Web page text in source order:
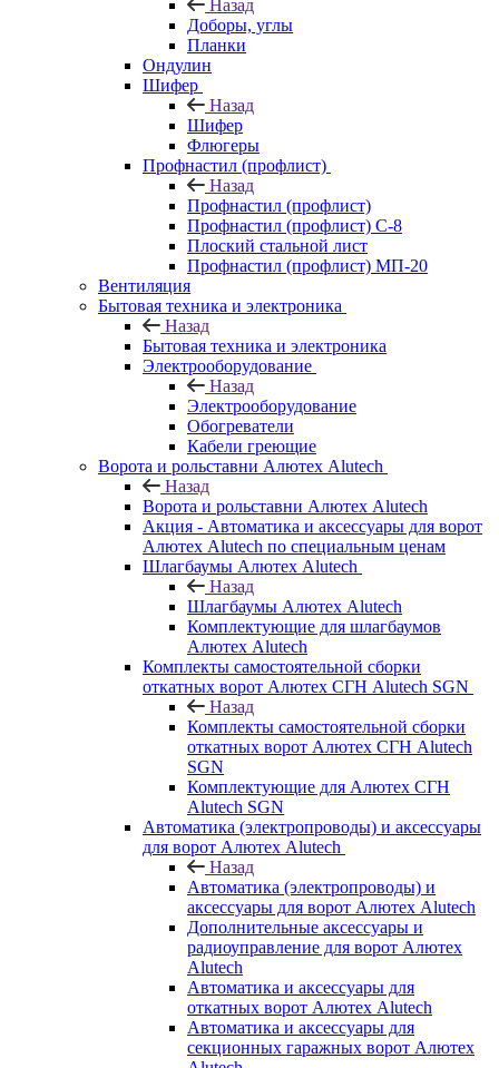
Назад
Доборы, углы
Планки
Ондулин
Шифер
Назад
Шифер
Флюгеры
Профнастил (профлист)
Назад
Профнастил (профлист)
Профнастил (профлист) С-8
Плоский стальной лист
Профнастил (профлист) МП-20
Вентиляция
Бытовая техника и электроника
Назад
Бытовая техника и электроника
Электрооборудование
Назад
Электрооборудование
Обогреватели
Кабели греющие
Ворота и рольставни Алютех Alutech
Назад
Ворота и рольставни Алютех Alutech
Акция - Автоматика и аксессуары для ворот
Алютех Alutech по специальным ценам
Шлагбаумы Алютех Alutech
Назад
Шлагбаумы Алютех Alutech
Комплектующие для шлагбаумов
Алютех Alutech
Комплекты самостоятельной сборки
откатных ворот Алютех СГН Alutech SGN
Назад
Комплекты самостоятельной сборки
откатных ворот Алютех СГН Alutech
SGN
Комплектующие для Алютех СГН
Alutech SGN
Автоматика (электропроводы) и аксессуары
для ворот Алютех Alutech
Назад
Автоматика (электропроводы) и
аксессуары для ворот Алютех Alutech
Дополнительные аксессуары и
радиоуправление для ворот Алютех
Alutech
Автоматика и аксессуары для
откатных ворот Алютех Alutech
Автоматика и аксессуары для
секционных гаражных ворот Алютех